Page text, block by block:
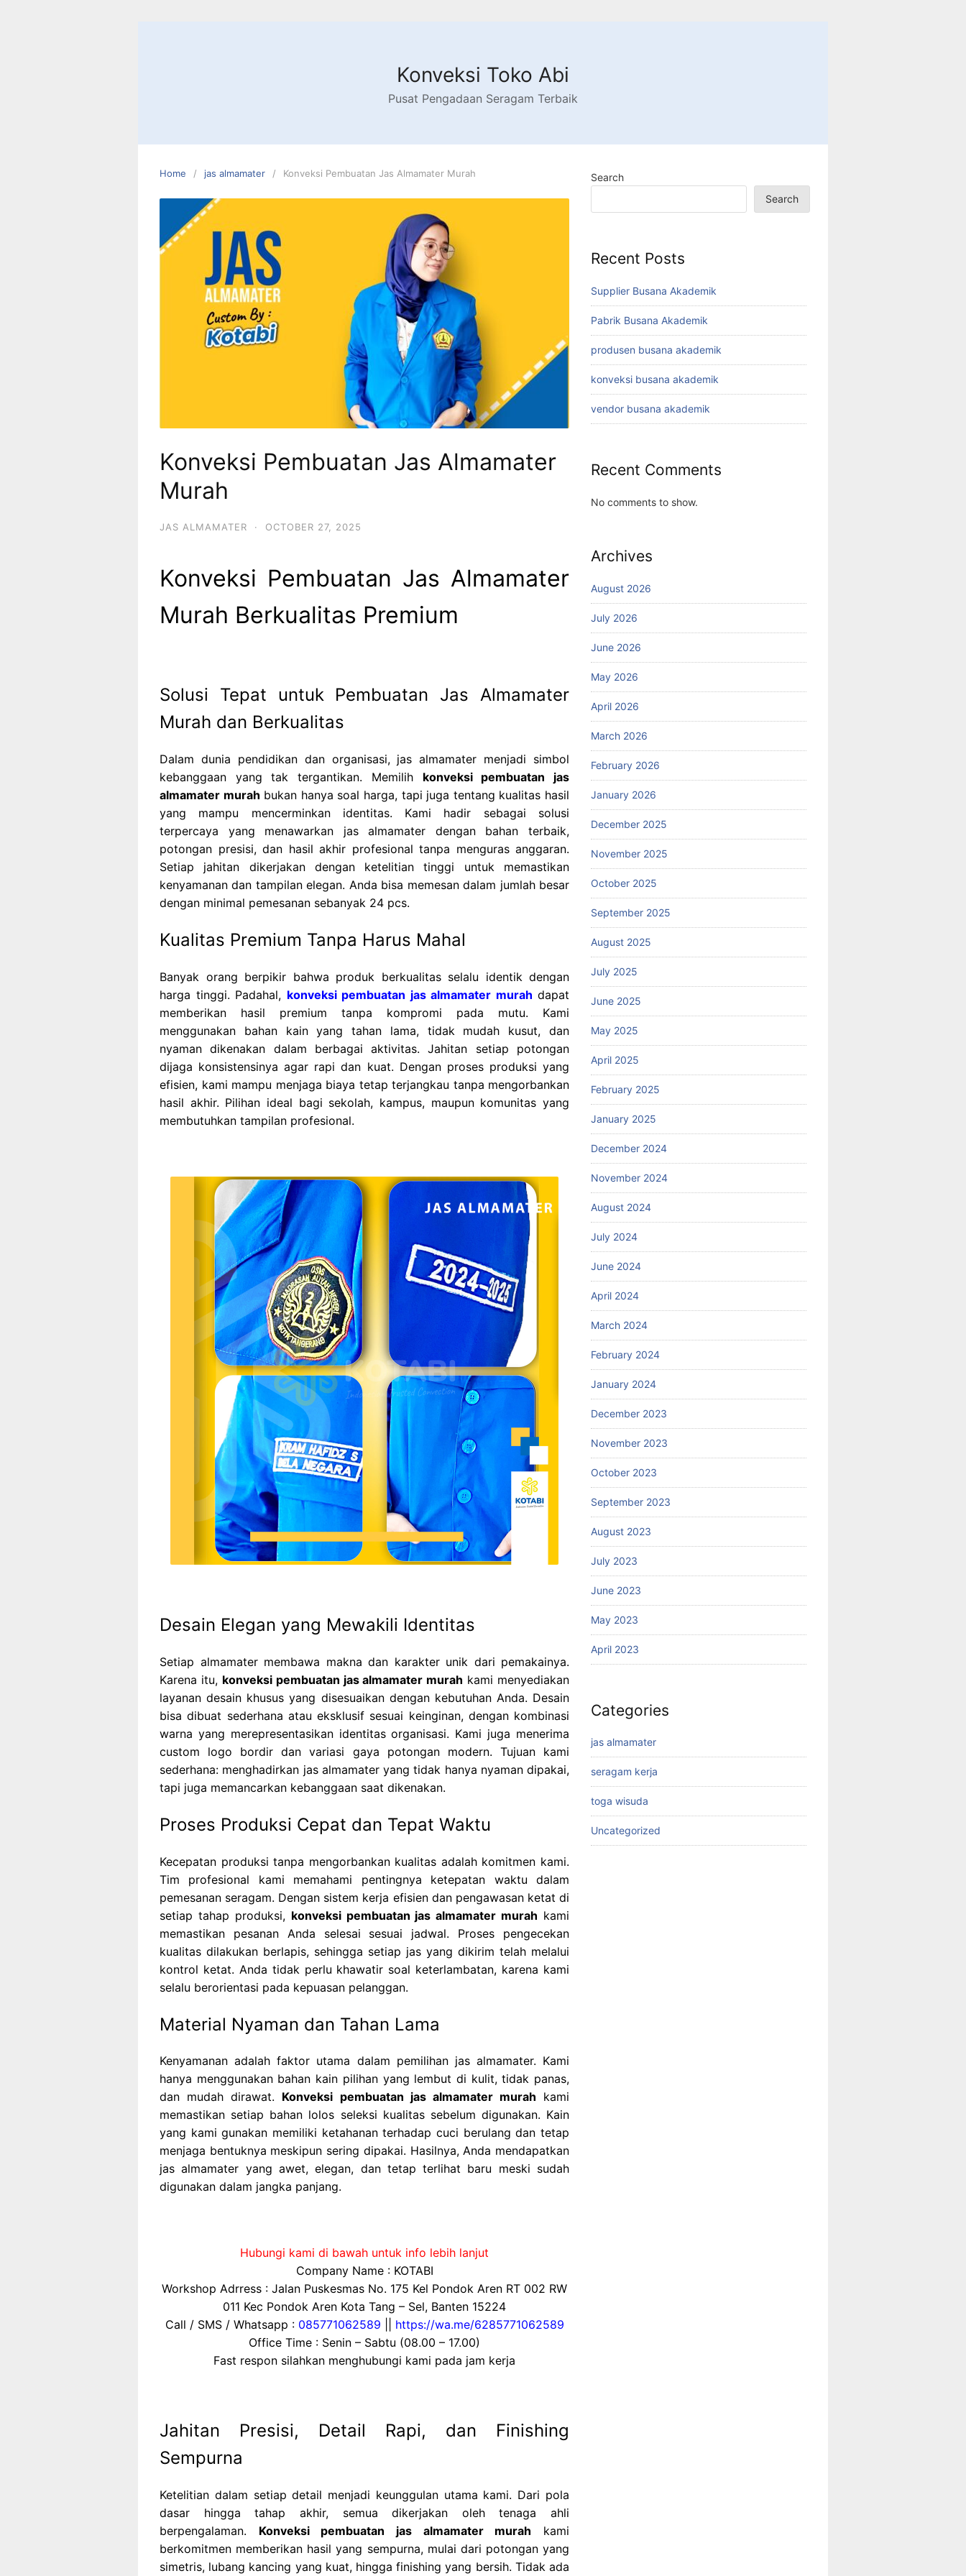
Konveksi Toko Abi
Pusat Pengadaan Seragam Terbaik
Home jas almamater Konveksi Pembuatan Jas Almamater Murah
Konveksi Pembuatan Jas Almamater
Murah
JAS ALMAMATER · OCTOBER 27, 2025
Konveksi Pembuatan Jas Almamater
Murah Berkualitas Premium
Solusi Tepat untuk Pembuatan Jas Almamater
Murah dan Berkualitas
Dalam dunia pendidikan dan organisasi, jas almamater menjadi simbol
kebanggaan yang tak tergantikan. Memilih konveksi pembuatan jas
almamater murah bukan hanya soal harga, tapi juga tentang kualitas hasil
yang mampu mencerminkan identitas. Kami hadir sebagai solusi
terpercaya yang menawarkan jas almamater dengan bahan terbaik,
potongan presisi, dan hasil akhir profesional tanpa menguras anggaran.
Setiap jahitan dikerjakan dengan ketelitian tinggi untuk memastikan
kenyamanan dan tampilan elegan. Anda bisa memesan dalam jumlah besar
dengan minimal pemesanan sebanyak 24 pcs.
Kualitas Premium Tanpa Harus Mahal
Banyak orang berpikir bahwa produk berkualitas selalu identik dengan
harga tinggi. Padahal, konveksi pembuatan jas almamater murah dapat
memberikan hasil premium tanpa kompromi pada mutu. Kami
menggunakan bahan kain yang tahan lama, tidak mudah kusut, dan
nyaman dikenakan dalam berbagai aktivitas. Jahitan setiap potongan
dijaga konsistensinya agar rapi dan kuat. Dengan proses produksi yang
efisien, kami mampu menjaga biaya tetap terjangkau tanpa mengorbankan
hasil akhir. Pilihan ideal bagi sekolah, kampus, maupun komunitas yang
membutuhkan tampilan profesional.
Desain Elegan yang Mewakili Identitas
Setiap almamater membawa makna dan karakter unik dari pemakainya.
Karena itu, konveksi pembuatan jas almamater murah kami menyediakan
layanan desain khusus yang disesuaikan dengan kebutuhan Anda. Desain
bisa dibuat sederhana atau eksklusif sesuai keinginan, dengan kombinasi
warna yang merepresentasikan identitas organisasi. Kami juga menerima
custom logo bordir dan variasi gaya potongan modern. Tujuan kami
sederhana: menghadirkan jas almamater yang tidak hanya nyaman dipakai,
tapi juga memancarkan kebanggaan saat dikenakan.
Proses Produksi Cepat dan Tepat Waktu
Kecepatan produksi tanpa mengorbankan kualitas adalah komitmen kami.
Tim profesional kami memahami pentingnya ketepatan waktu dalam
pemesanan seragam. Dengan sistem kerja efisien dan pengawasan ketat di
setiap tahap produksi, konveksi pembuatan jas almamater murah kami
memastikan pesanan Anda selesai sesuai jadwal. Proses pengecekan
kualitas dilakukan berlapis, sehingga setiap jas yang dikirim telah melalui
kontrol ketat. Anda tidak perlu khawatir soal keterlambatan, karena kami
selalu berorientasi pada kepuasan pelanggan.
Material Nyaman dan Tahan Lama
Kenyamanan adalah faktor utama dalam pemilihan jas almamater. Kami
hanya menggunakan bahan kain pilihan yang lembut di kulit, tidak panas,
dan mudah dirawat. Konveksi pembuatan jas almamater murah kami
memastikan setiap bahan lolos seleksi kualitas sebelum digunakan. Kain
yang kami gunakan memiliki ketahanan terhadap cuci berulang dan tetap
menjaga bentuknya meskipun sering dipakai. Hasilnya, Anda mendapatkan
jas almamater yang awet, elegan, dan tetap terlihat baru meski sudah
digunakan dalam jangka panjang.
Hubungi kami di bawah untuk info lebih lanjut
Company Name : KOTABI
Workshop Adrress : Jalan Puskesmas No. 175 Kel Pondok Aren RT 002 RW
011 Kec Pondok Aren Kota Tang – Sel, Banten 15224
Call / SMS / Whatsapp : 085771062589
https://wa.me/6285771062589
Office Time : Senin – Sabtu (08.00 – 17.00)
Fast respon silahkan menghubungi kami pada jam kerja
Jahitan Presisi, Detail Rapi, dan Finishing
Sempurna
Ketelitian dalam setiap detail menjadi keunggulan utama kami. Dari pola
dasar hingga tahap akhir, semua dikerjakan oleh tenaga ahli
berpengalaman. Konveksi pembuatan jas almamater murah kami
berkomitmen memberikan hasil yang sempurna, mulai dari potongan yang
simetris, lubang kancing yang kuat, hingga finishing yang bersih. Tidak ada
Search
Search
Recent Posts
Supplier Busana Akademik
Pabrik Busana Akademik
produsen busana akademik
konveksi busana akademik
vendor busana akademik
Recent Comments
No comments to show.
Archives
August 2026
July 2026
June 2026
May 2026
April 2026
March 2026
February 2026
January 2026
December 2025
November 2025
October 2025
September 2025
August 2025
July 2025
June 2025
May 2025
April 2025
February 2025
January 2025
December 2024
November 2024
August 2024
July 2024
June 2024
April 2024
March 2024
February 2024
January 2024
December 2023
November 2023
October 2023
September 2023
August 2023
July 2023
June 2023
May 2023
April 2023
Categories
jas almamater
seragam kerja
toga wisuda
Uncategorized